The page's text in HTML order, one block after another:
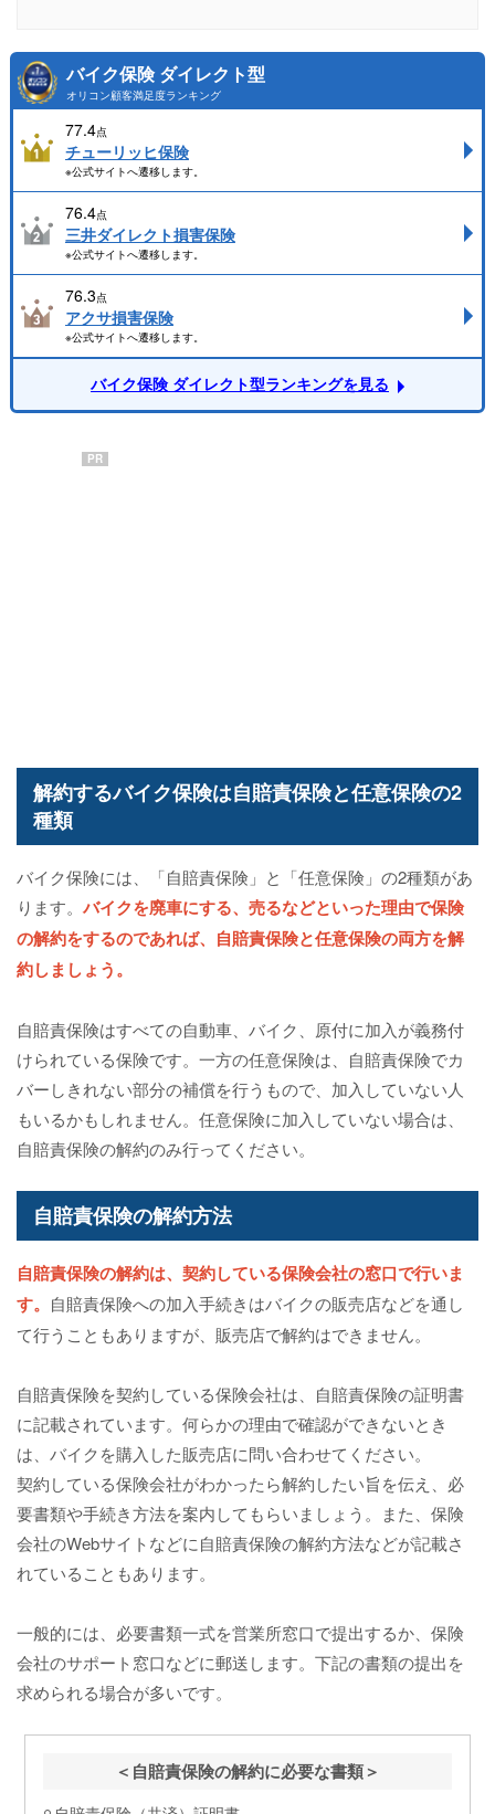
バイク保険 ダイレクト型
オリコン顧客満足度ランキング
77.4点
チューリッヒ保険
※公式サイトへ遷移します。
76.4点
三井ダイレクト損害保険
※公式サイトへ遷移します。
76.3点
アクサ損害保険
※公式サイトへ遷移します。
バイク保険 ダイレクト型ランキングを見る
PR
解約するバイク保険は自賠責保険と任意保険の2
種類
バイク保険には、「自賠責保険」と「任意保険」の2種類があ
ります。 バイクを廃車にする、売るなどといった理由で保険
の解約をするのであれば、自賠責保険と任意保険の両方を解
約しましょう。
自賠責保険はすべての自動車、バイク、原付に加入が義務付
けられている保険です。一方の任意保険は、自賠責保険でカ
バーしきれない部分の補償を行うもので、加入していない人
もいるかもしれません。任意保険に加入していない場合は、
自賠責保険の解約のみ行ってください。
自賠責保険の解約方法
自賠責保険の解約は、契約している保険会社の窓口で行いま
す。 自賠責保険への加入手続きはバイクの販売店などを通し
て行うこともありますが、販売店で解約はできません。
自賠責保険を契約している保険会社は、自賠責保険の証明書
に記載されています。何らかの理由で確認ができないとき
は、バイクを購入した販売店に問い合わせてください。
契約している保険会社がわかったら解約したい旨を伝え、必
要書類や手続き方法を案内してもらいましょう。また、保険
会社のWebサイトなどに自賠責保険の解約方法などが記載さ
れていることもあります。
一般的には、必要書類一式を営業所窓口で提出するか、保険
会社のサポート窓口などに郵送します。下記の書類の提出を
求められる場合が多いです。
＜自賠責保険の解約に必要な書類＞